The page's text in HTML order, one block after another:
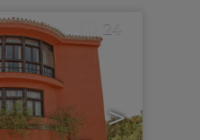
>
24